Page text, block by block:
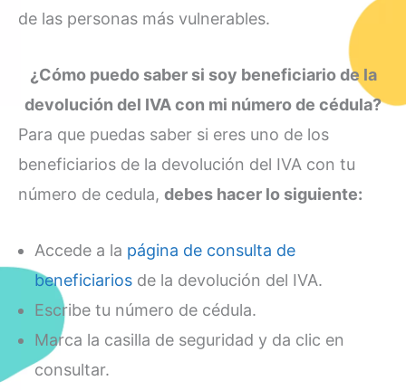
de las personas más vulnerables.
¿Cómo puedo saber si soy beneficiario de la
devolución del IVA con mi número de cédula?
Para que puedas saber si eres uno de los
beneficiarios de la devolución del IVA con tu
número de cedula, debes hacer lo siguiente:
Accede a la página de consulta de
beneficiarios de la devolución del IVA.
Escribe tu número de cédula.
Marca la casilla de seguridad y da clic en
consultar.